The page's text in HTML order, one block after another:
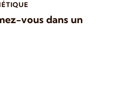
vous dans un